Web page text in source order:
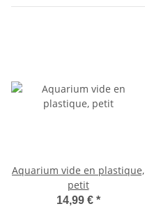
Aquarium vide en plastique,
petit
14,99 € *